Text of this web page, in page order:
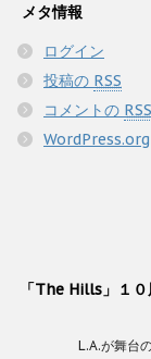
メタ情報
ログイン
投稿の RSS
コメントの RSS
WordPress.org
「The Hills」１
L.A.が舞台